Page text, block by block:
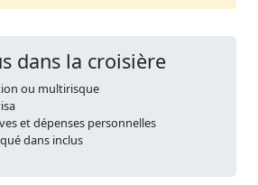
dans la croisière
ou multirisque
et dépenses personnelles
dans inclus